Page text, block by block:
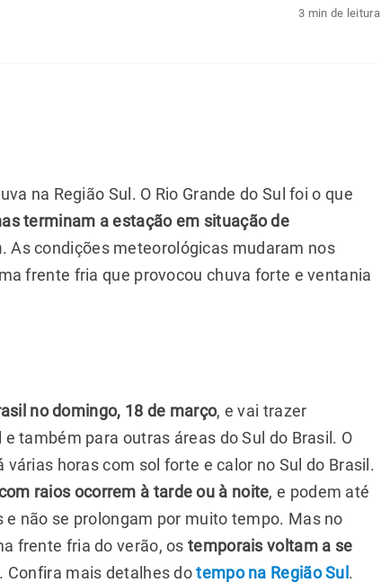
3 min de leitura
na Região Sul. O Rio Grande do Sul foi o que
terminam a estação em situação de
. As condições meteorológicas mudaram nos
frente fria que provocou chuva forte e ventania
no domingo, 18 de março, e vai trazer
também para outras áreas do Sul do Brasil. O
horas com sol forte e calor no Sul do Brasil.
raios ocorrem à tarde ou à noite, e podem até
não se prolongam por muito tempo. Mas no
frente fria do verão, ostemporais voltam a se
. Confira mais detalhes dotempo na Região Sul .